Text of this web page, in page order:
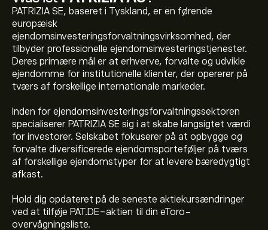
PATRIZIA SE, baseret i Tyskland, er en førende
europæisk
ejendomsinvesteringsforvaltningsvirksomhed, der
tilbyder professionelle ejendomsinvesteringstjenester.
Deres primære mål er at erhverve, forvalte og udvikle
ejendomme for institutionelle klienter, der opererer på
tværs af forskellige internationale markeder.
Inden for ejendomsinvesteringsforvaltningssektoren
specialiserer PATRIZIA SE sig i at skabe langsigtet værdi
for investorer. Selskabet fokuserer på at opbygge og
forvalte diversificerede ejendomsporteføljer på tværs
af forskellige ejendomstyper for at levere bæredygtigt
afkast.
Hold dig opdateret på de seneste aktiekursændringer
ved at tilføje PAT.DE-aktien til din eToro-
overvågningsliste.